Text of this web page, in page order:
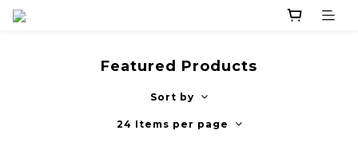
Featured Products
Sort by
24 Items per page